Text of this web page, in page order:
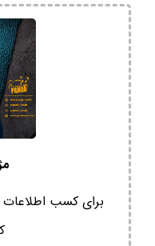
برای کسب اطلاعات